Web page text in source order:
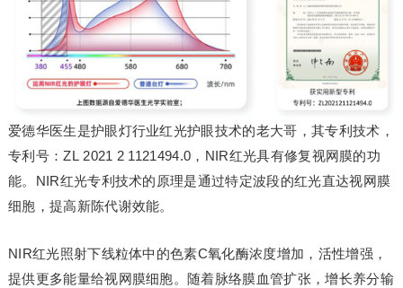
爱德华医生是护眼灯行业红光护眼技术的老大哥，其专利技术，
专利号：ZL 2021 2 1121494.0，NIR红光具有修复视网膜的功
能。NIR红光专利技术的原理是通过特定波段的红光直达视网膜
细胞，提高新陈代谢效能。
NIR红光照射下线粒体中的色素C氧化酶浓度增加，活性增强，
提供更多能量给视网膜细胞。随着脉络膜血管扩张，增长养分输